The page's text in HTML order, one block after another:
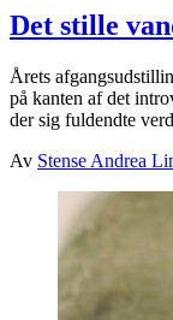
Det stille
Årets
på kanten af det
der sig fuldendte
Av Stense Andrea